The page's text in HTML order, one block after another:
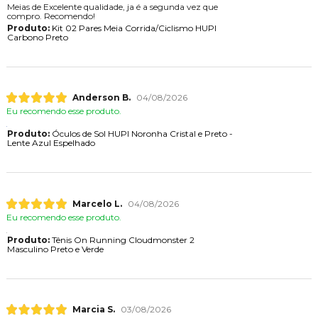
Meias de Excelente qualidade, ja é a segunda vez que
compro. Recomendo!
Produto:Kit 02 Pares Meia Corrida/Ciclismo HUPI
Carbono Preto
Anderson B.
04/08/2026
Eu recomendo esse produto.
Produto:Óculos de Sol HUPI Noronha Cristal e Preto -
Lente Azul Espelhado
Marcelo L.
04/08/2026
Eu recomendo esse produto.
Produto:Tênis On Running Cloudmonster 2
Masculino Preto e Verde
Marcia S.
03/08/2026